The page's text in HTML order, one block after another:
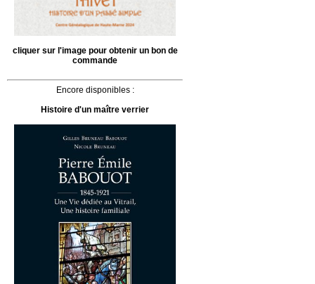
cliquer sur l'image pour obtenir un bon de
commande
Encore disponibles :
Histoire d'un maître verrier